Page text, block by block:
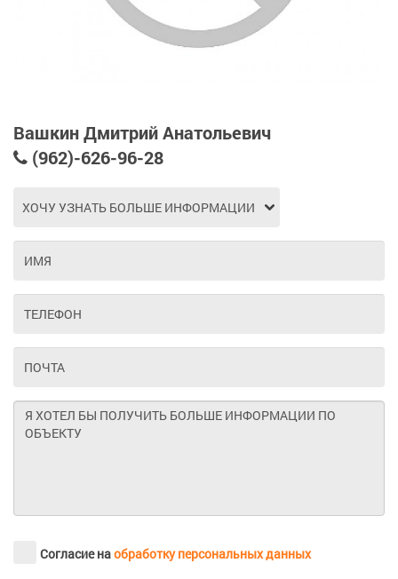
Вашкин Дмитрий Анатольевич
(962)-626-96-28
Согласие наобработку персональных данных